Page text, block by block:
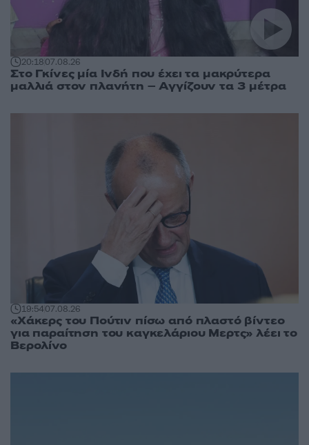
20:1807.08.26
Στο Γκίνες μία Ινδή που έχει τα μακρύτερα
μαλλιά στον πλανήτη – Αγγίζουν τα 3 μέτρα
19:5407.08.26
«Χάκερς του Πούτιν πίσω από πλαστό βίντεο
για παραίτηση του καγκελάριου Μερτς» λέει το
Βερολίνο